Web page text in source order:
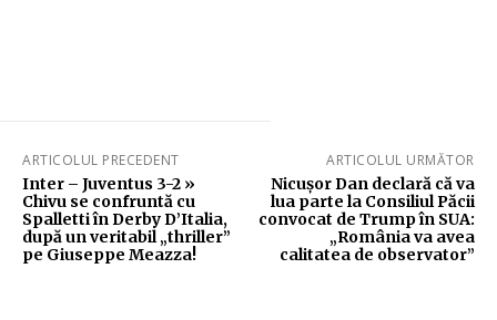
ARTICOLUL PRECEDENT
Inter – Juventus 3-2 »
Chivu se confruntă cu
Spalletti în Derby D’Italia,
după un veritabil „thriller”
pe Giuseppe Meazza!
ARTICOLUL URMĂTOR
Nicușor Dan declară că va
lua parte la Consiliul Păcii
convocat de Trump în SUA:
„România va avea
calitatea de observator”